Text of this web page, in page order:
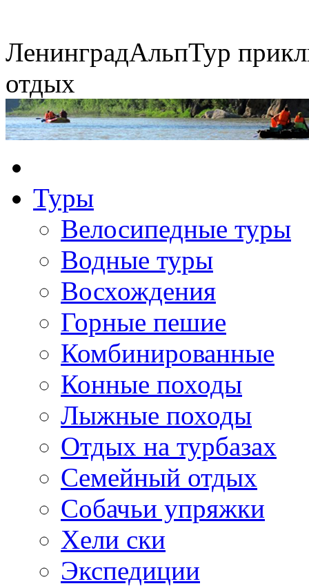
ЛенинградАльпТур
отдых
Туры
Велосипедные туры
Водные туры
Восхождения
Горные пешие
Комбинированные
Конные походы
Лыжные походы
Отдых на турбазах
Семейный отдых
Собачьи упряжки
Хели ски
Экспедиции